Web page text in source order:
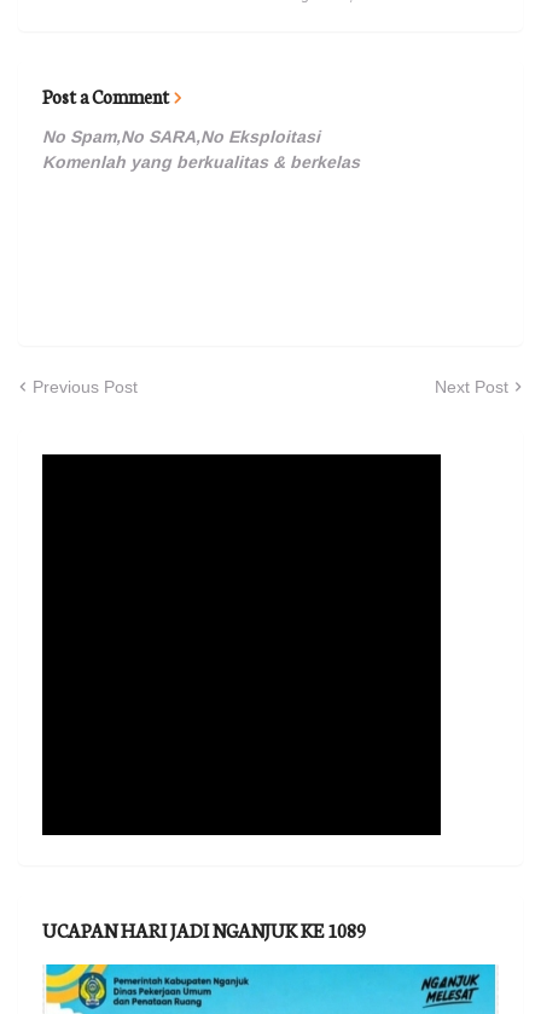
Post a Comment
No Spam,No SARA,No Eksploitasi
Komenlah yang berkualitas & berkelas
Previous Post Next Post
UCAPAN HARI JADI NGANJUK KE 1089